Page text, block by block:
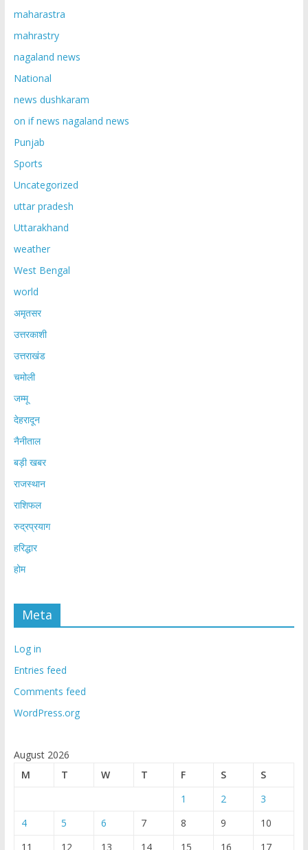
maharastra
mahrastry
nagaland news
National
news dushkaram
on if news nagaland news
Punjab
Sports
Uncategorized
uttar pradesh
Uttarakhand
weather
West Bengal
world
अमृतसर
उत्तरकाशी
उत्तराखंड
चमोली
जम्मू
देहरादून
नैनीताल
बड़ी खबर
राजस्थान
राशिफल
रुद्रप्रयाग
हरिद्धार
होम
Meta
Log in
Entries feed
Comments feed
WordPress.org
August 2026
M
T W T F S
S
1
2
3
4
5 6 7 8 9
10
11
12 13 14 15 16 17